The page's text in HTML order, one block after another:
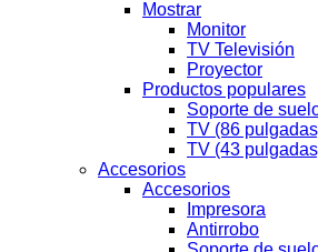
Mostrar
Monitor
TV Televisión
Proyector
Productos populares
Soporte de
TV (86
TV (43
Accesorios
Accesorios
Impresora
Antirrobo